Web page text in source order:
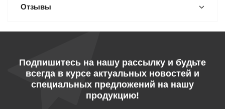
Отзывы
Подпишитесь на нашу рассылку и будьте
всегда в курсе актуальных новостей и
специальных предложений на нашу
продукцию!